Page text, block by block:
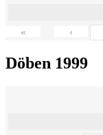
« ‹
Döben 1999